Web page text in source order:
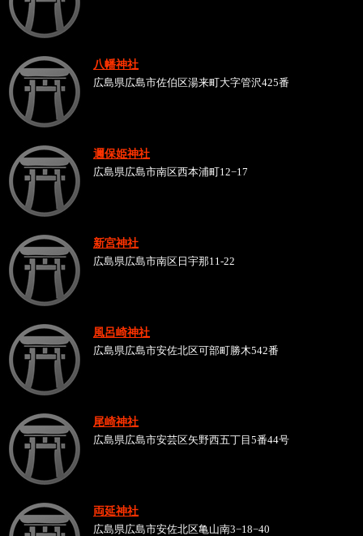
八幡神社
広島県広島市佐伯区湯来町大字管沢425番
邇保姫神社
広島県広島市南区西本浦町12−17
新宮神社
広島県広島市南区日宇那11-22
風呂崎神社
広島県広島市安佐北区可部町勝木542番
尾崎神社
広島県広島市安芸区矢野西五丁目5番44号
両延神社
広島県広島市安佐北区亀山南3−18−40